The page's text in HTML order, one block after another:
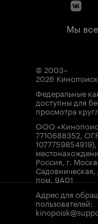
Мы
© 2003–
2026 Кинопоиск
Федеральные
доступны для
просмотра
ООО
7710688352,
Россия, г.
Садовническая,
пом. 9А01
Адрес для
пользователей: